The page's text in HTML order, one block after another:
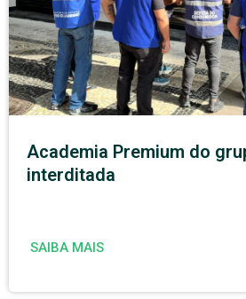
Academia Premium do
interditada
SAIBA MAIS